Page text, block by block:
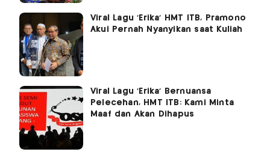
Viral Lagu 'Erika' HMT ITB, Pramono
Akui Pernah Nyanyikan saat Kuliah
Viral Lagu 'Erika' Bernuansa
Pelecehan, HMT ITB: Kami Minta
Maaf dan Akan Dihapus